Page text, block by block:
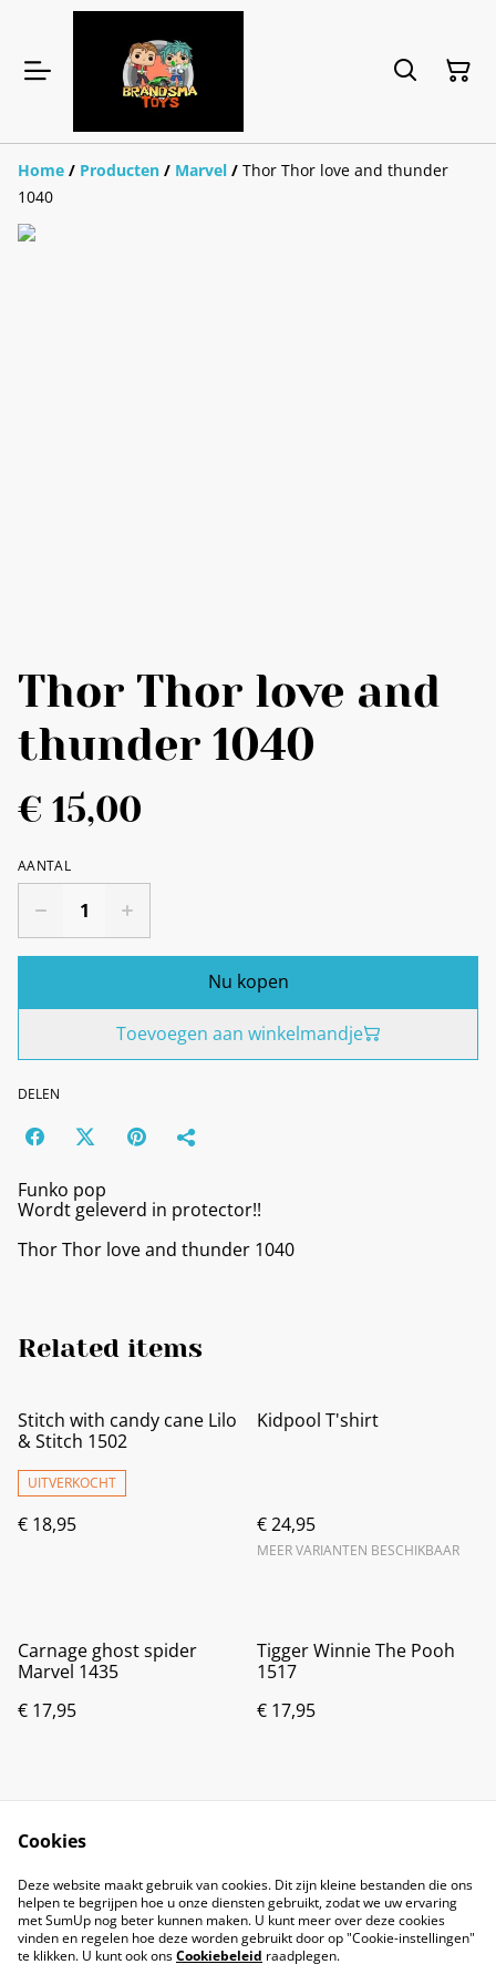
Home / Producten / Marvel / Thor Thor love and thunder
1040
Thor Thor love and
thunder 1040
€ 15,00
AANTAL
Nu kopen
Toevoegen aan winkelmandje
DELEN
Funko pop
Wordt geleverd in protector!!
Thor Thor love and thunder 1040
Related items
Stitch with candy cane Lilo
& Stitch 1502
UITVERKOCHT
€ 18,95
Kidpool T'shirt
€ 24,95
MEER VARIANTEN BESCHIKBAAR
Carnage ghost spider
Marvel 1435
€ 17,95
Tigger Winnie The Pooh
1517
€ 17,95
Cookies
Deze website maakt gebruik van cookies. Dit zijn kleine bestanden die ons
helpen te begrijpen hoe u onze diensten gebruikt, zodat we uw ervaring
met SumUp nog beter kunnen maken. U kunt meer over deze cookies
vinden en regelen hoe deze worden gebruikt door op "Cookie-instellingen"
te klikken. U kunt ook onsCookiebeleid raadplegen.